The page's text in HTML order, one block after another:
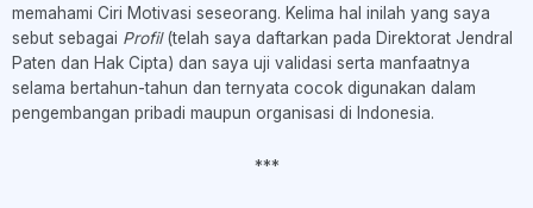
memahami Ciri Motivasi seseorang. Kelima hal inilah yang saya
sebut sebagai Profil(telah saya daftarkan pada Direktorat Jendral
Paten dan Hak Cipta) dan saya uji validasi serta manfaatnya
selama bertahun-tahun dan ternyata cocok digunakan dalam
pengembangan pribadi maupun organisasi di Indonesia.
***